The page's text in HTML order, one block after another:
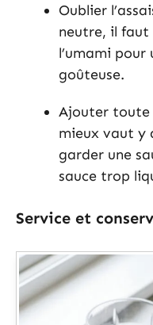
Oublier
neutre, il faut
l’umami pour
goûteuse.
Ajouter toute
mieux vaut y
garder une
sauce trop
Service et